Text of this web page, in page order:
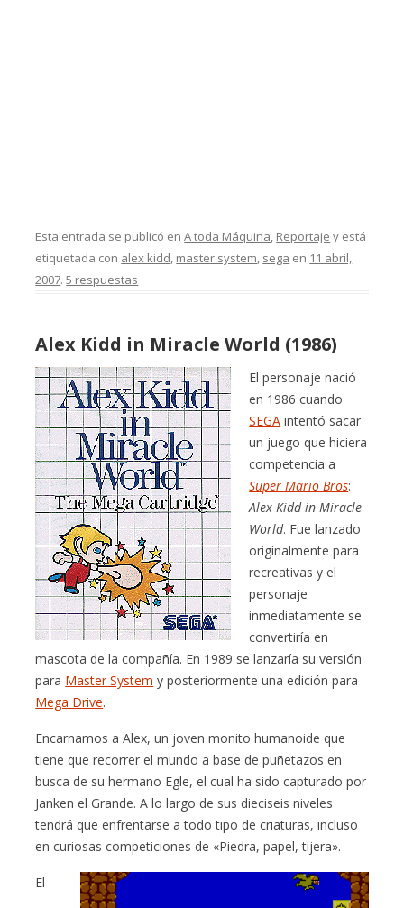
Esta entrada se publicó enA toda Máquina, Reportaje y está
etiquetada con alex kidd, master system, sega en 11 abril,
2007.5 respuestas
Alex Kidd in Miracle World (1986)
El personaje nació
en 1986 cuando
SEGA intentó sacar
un juego que hiciera
competencia a
Super Mario Bros:
Alex Kidd in Miracle
World. Fue lanzado
originalmente para
recreativas y el
personaje
inmediatamente se
convertiría en
mascota de la compañía. En 1989 se lanzaría su versión
para Master System y posteriormente una edición para
Mega Drive.
Encarnamos a Alex, un joven monito humanoide que
tiene que recorrer el mundo a base de puñetazos en
busca de su hermano Egle, el cual ha sido capturado por
Janken el Grande. A lo largo de sus dieciseis niveles
tendrá que enfrentarse a todo tipo de criaturas, incluso
en curiosas competiciones de «Piedra, papel, tijera».
El